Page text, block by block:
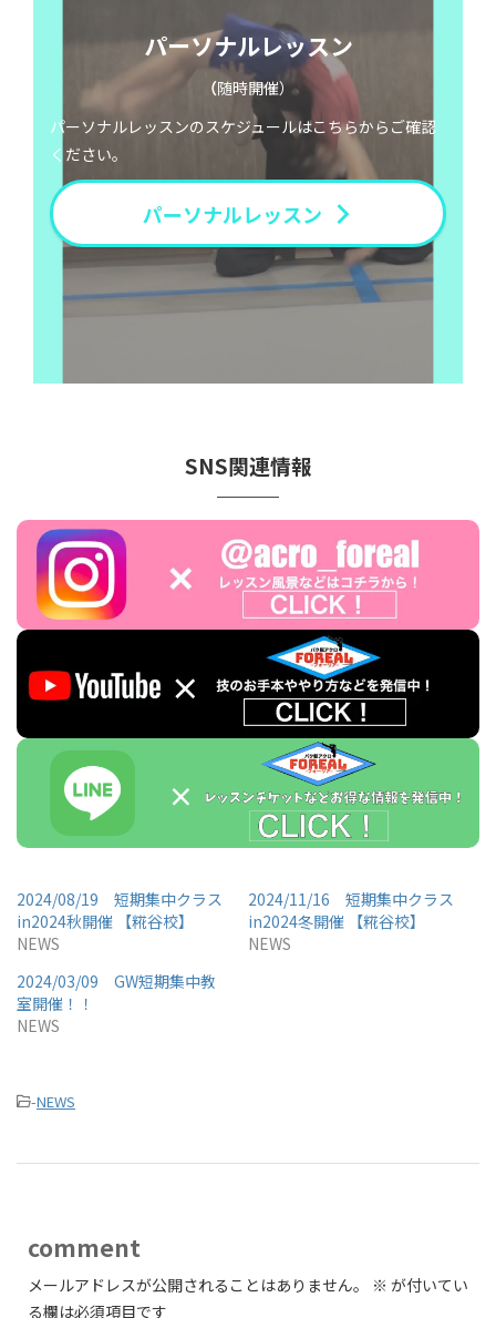
パーソナルレッスン
（随時開催）
パーソナルレッスンのスケジュールはこちらからご確認
ください。
パーソナルレッスン
SNS関連情報
2024/08/19 短期集中クラス
in2024秋開催 【糀谷校】
NEWS
2024/11/16 短期集中クラス
in2024冬開催 【糀谷校】
NEWS
2024/03/09 GW短期集中教
室開催！！
NEWS
-NEWS
comment
メールアドレスが公開されることはありません。 ※ が付いてい
る欄は必須項目です